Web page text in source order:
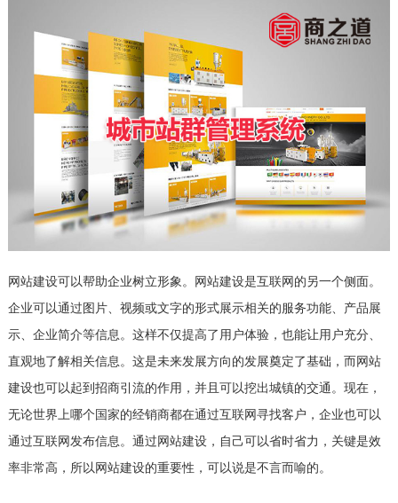
网站建设可以帮助企业树立形象。网站建设是互联网的另一个侧面。
企业可以通过图片、视频或文字的形式展示相关的服务功能、产品展
示、企业简介等信息。这样不仅提高了用户体验，也能让用户充分、
直观地了解相关信息。这是未来发展方向的发展奠定了基础，而网站
建设也可以起到招商引流的作用，并且可以挖出城镇的交通。现在，
无论世界上哪个国家的经销商都在通过互联网寻找客户，企业也可以
通过互联网发布信息。通过网站建设，自己可以省时省力，关键是效
率非常高，所以网站建设的重要性，可以说是不言而喻的。